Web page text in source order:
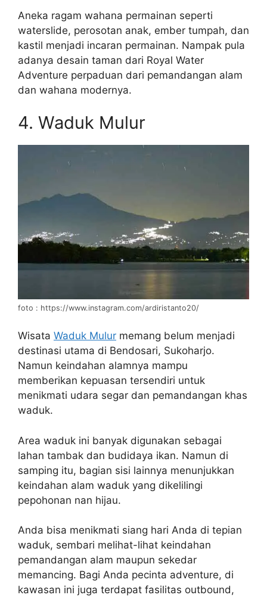
Aneka ragam wahana permainan seperti
waterslide, perosotan anak, ember tumpah, dan
kastil menjadi incaran permainan. Nampak pula
adanya desain taman dari Royal Water
Adventure perpaduan dari pemandangan alam
dan wahana modernya.
4. Waduk Mulur
foto : https://www.instagram.com/ardiristanto20/
Wisata Waduk Mulur memang belum menjadi
destinasi utama di Bendosari, Sukoharjo.
Namun keindahan alamnya mampu
memberikan kepuasan tersendiri untuk
menikmati udara segar dan pemandangan khas
waduk.
Area waduk ini banyak digunakan sebagai
lahan tambak dan budidaya ikan. Namun di
samping itu, bagian sisi lainnya menunjukkan
keindahan alam waduk yang dikelilingi
pepohonan nan hijau.
Anda bisa menikmati siang hari Anda di tepian
waduk, sembari melihat-lihat keindahan
pemandangan alam maupun sekedar
memancing. Bagi Anda pecinta adventure, di
kawasan ini juga terdapat fasilitas outbound,